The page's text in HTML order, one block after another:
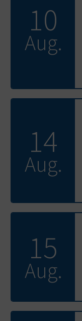
10
Aug.
14
Aug.
15
Aug.